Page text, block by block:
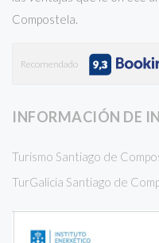
Compostela.
Recomendado
INFORMACIÓN DE
Turismo Santiago de
TurGalicia Santiago de